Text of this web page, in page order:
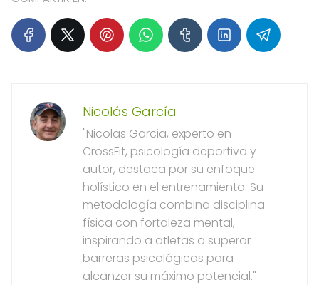
Nicolás García
"Nicolas Garcia, experto en
CrossFit, psicología deportiva y
autor, destaca por su enfoque
holístico en el entrenamiento. Su
metodología combina disciplina
física con fortaleza mental,
inspirando a atletas a superar
barreras psicológicas para
alcanzar su máximo potencial."